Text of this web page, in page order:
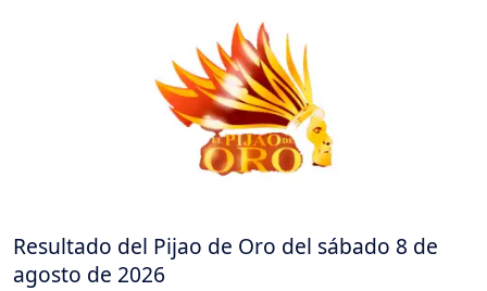
Resultado del Pijao de Oro del sábado 8 de
agosto de 2026